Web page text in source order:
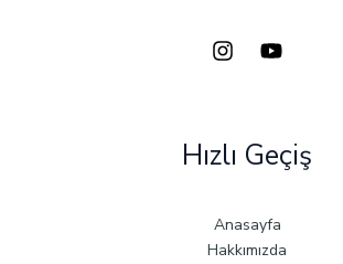
Hızlı Geçiş
Anasayfa
Hakkımızda